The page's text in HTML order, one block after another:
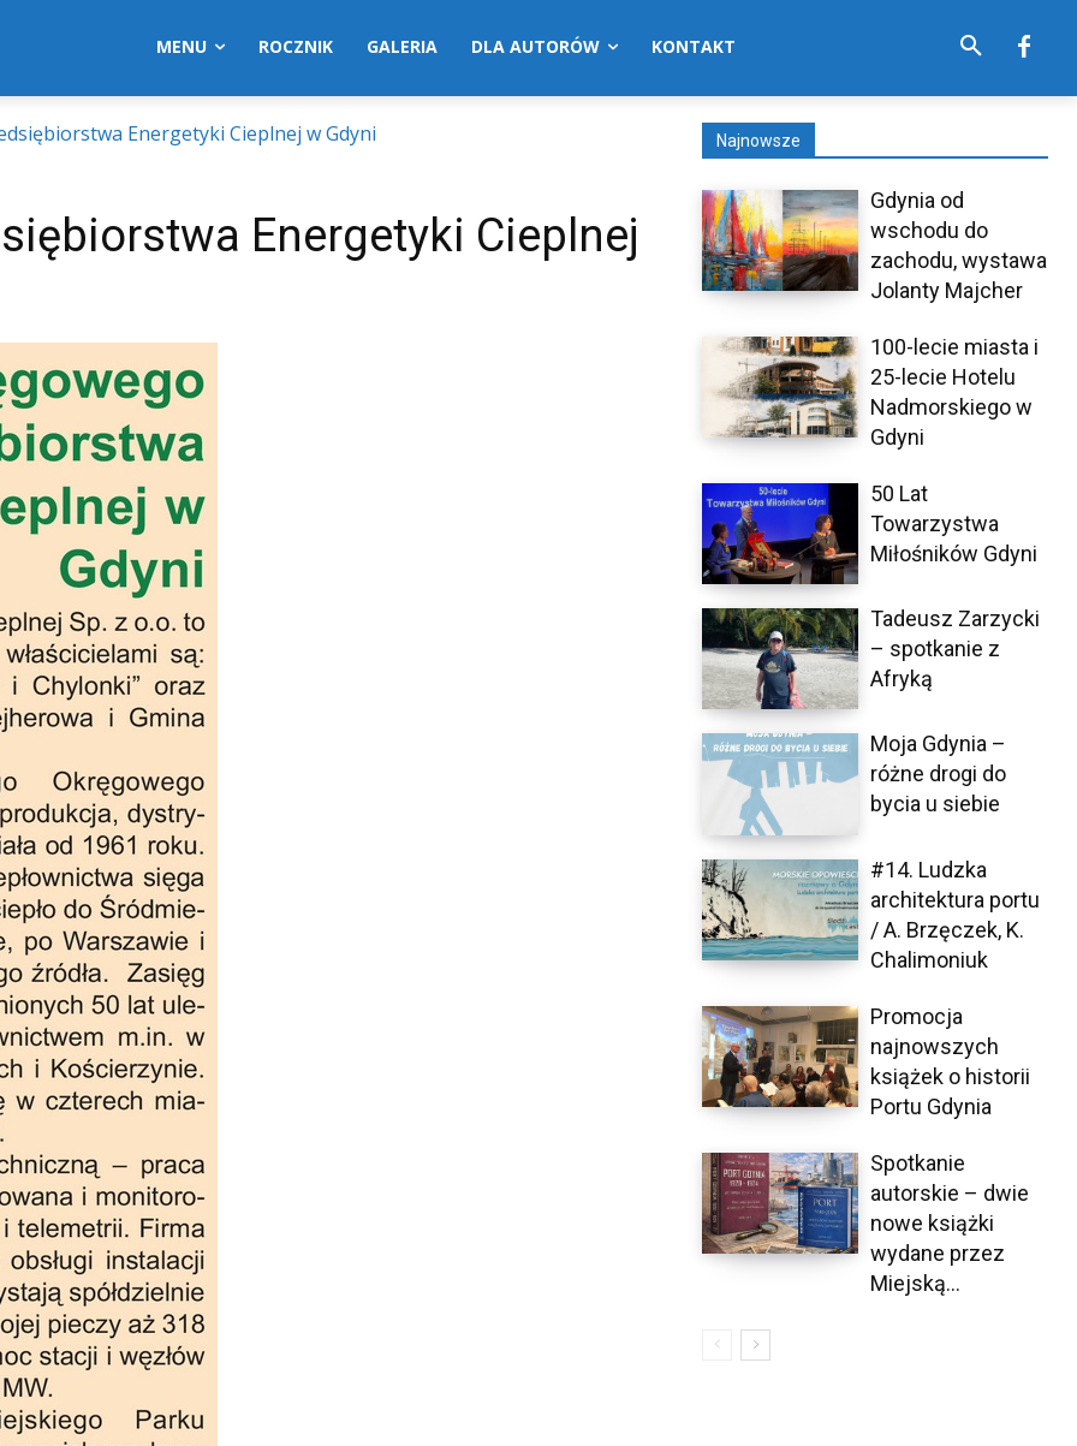
MENU ROCZNIK GALERIA DLA AUTORÓW KONTAKT
Energetyki Cieplnej w Gdyni
Energetyki Cieplnej
Najnowsze
Gdynia od
wschodu do
zachodu, wystawa
Jolanty Majcher
100-lecie miasta i
25-lecie Hotelu
Nadmorskiego w
Gdyni
50 Lat
Towarzystwa
Miłośników Gdyni
Tadeusz Zarzycki
– spotkanie z
Afryką
Moja Gdynia –
różne drogi do
bycia u siebie
#14. Ludzka
architektura portu
/ A. Brzęczek, K.
Chalimoniuk
Promocja
najnowszych
książek o historii
Portu Gdynia
Spotkanie
autorskie – dwie
nowe książki
wydane przez
Miejską...